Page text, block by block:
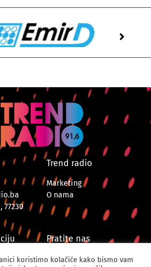
77230
Trend radio
Marketing
O nama
Pratite nas
koristimo kolačiće kako bismo vam